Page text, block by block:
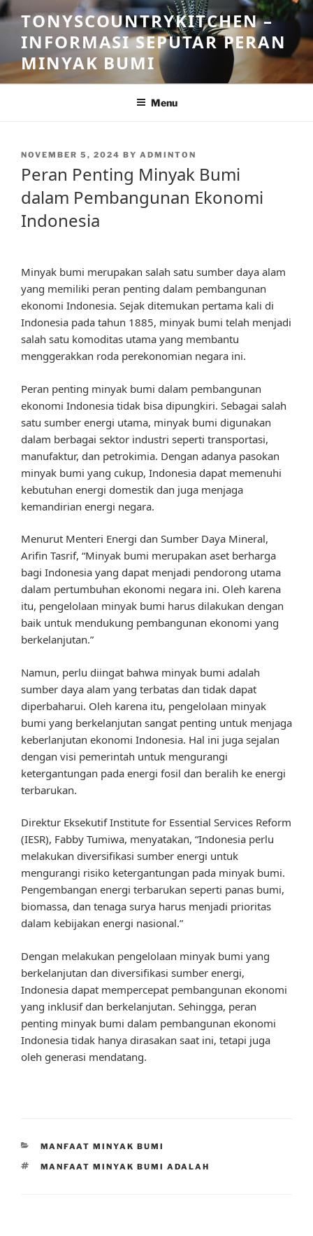
Skip
to
content
TONYSCOUNTRYKITCHEN –
INFORMASI SEPUTAR PERAN
MINYAK BUMI
Menu
POSTED
NOVEMBER 5, 2024 BY ADMINTON
Peran Penting Minyak Bumi
dalam Pembangunan Ekonomi
Indonesia
Minyak bumi merupakan salah satu sumber daya alam
yang memiliki peran penting dalam pembangunan
ekonomi Indonesia. Sejak ditemukan pertama kali di
Indonesia pada tahun 1885, minyak bumi telah menjadi
salah satu komoditas utama yang membantu
menggerakkan roda perekonomian negara ini.
Peran penting minyak bumi dalam pembangunan
ekonomi Indonesia tidak bisa dipungkiri. Sebagai salah
satu sumber energi utama, minyak bumi digunakan
dalam berbagai sektor industri seperti transportasi,
manufaktur, dan petrokimia. Dengan adanya pasokan
minyak bumi yang cukup, Indonesia dapat memenuhi
kebutuhan energi domestik dan juga menjaga
kemandirian energi negara.
Menurut Menteri Energi dan Sumber Daya Mineral,
Arifin Tasrif, “Minyak bumi merupakan aset berharga
bagi Indonesia yang dapat menjadi pendorong utama
dalam pertumbuhan ekonomi negara ini. Oleh karena
itu, pengelolaan minyak bumi harus dilakukan dengan
baik untuk mendukung pembangunan ekonomi yang
berkelanjutan.”
Namun, perlu diingat bahwa minyak bumi adalah
sumber daya alam yang terbatas dan tidak dapat
diperbaharui. Oleh karena itu, pengelolaan minyak
bumi yang berkelanjutan sangat penting untuk menjaga
keberlanjutan ekonomi Indonesia. Hal ini juga sejalan
dengan visi pemerintah untuk mengurangi
ketergantungan pada energi fosil dan beralih ke energi
terbarukan.
Direktur Eksekutif Institute for Essential Services Reform
(IESR), Fabby Tumiwa, menyatakan, “Indonesia perlu
melakukan diversifikasi sumber energi untuk
mengurangi risiko ketergantungan pada minyak bumi.
Pengembangan energi terbarukan seperti panas bumi,
biomassa, dan tenaga surya harus menjadi prioritas
dalam kebijakan energi nasional.”
Dengan melakukan pengelolaan minyak bumi yang
berkelanjutan dan diversifikasi sumber energi,
Indonesia dapat mempercepat pembangunan ekonomi
yang inklusif dan berkelanjutan. Sehingga, peran
penting minyak bumi dalam pembangunan ekonomi
Indonesia tidak hanya dirasakan saat ini, tetapi juga
oleh generasi mendatang.
CATEGORIES
MANFAAT MINYAK BUMI
TAGS
MANFAAT MINYAK BUMI ADALAH